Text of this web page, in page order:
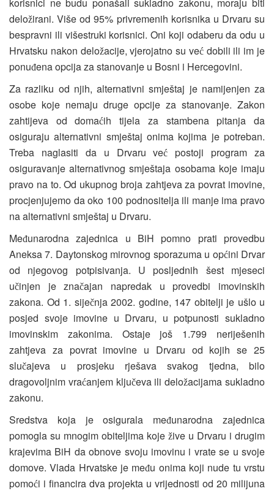
deložirani. Više od 95% privremenih korisnika u Drvaru su
bespravni ili višestruki korisnici. Oni koji odaberu da odu u
Hrvatsku nakon deložacije, vjerojatno su većdobili ili im je
ponuđena opcija za stanovanje u Bosni i Hercegovini.
Za razliku od njih, alternativni smještaj je namijenjen za
osobe koje nemaju druge opcije za stanovanje. Zakon
zahtijeva od domaćih tijela za stambena pitanja da
osiguraju alternativni smještaj onima kojima je potreban.
Treba naglasiti da u Drvaru već
postoji program za
osiguravanje alternativnog smještaja osobama koje imaju
pravo na to. Od ukupnog broja zahtjeva za povrat imovine,
procjenjujemo da oko 100 podnositelja ili manje ima pravo
na alternativni smještaj u Drvaru.
Međunarodna zajednica u BiH pomno prati provedbu
Aneksa 7. Daytonskog mirovnog sporazuma u općini Drvar
od njegovog potpisivanja. U posljednih šest mjeseci
učinjen je značajan napredak u provedbi imovinskih
zakona. Od 1. siječnja 2002. godine, 147 obitelji je ušlo u
posjed svoje imovine u Drvaru, u potpunosti sukladno
imovinskim zakonima. Ostaje još 1.799 neriješenih
zahtjeva za povrat imovine u Drvaru od kojih se 25
slučajeva u prosjeku rješava svakog tjedna, bilo
dragovoljnim vraćanjem ključeva ili deložacijama sukladno
zakonu.
Sredstva koja je osigurala međunarodna zajednica
pomogla su mnogim obiteljima koje žive u Drvaru i drugim
krajevima BiH da obnove svoju imovinu i vrate se u svoje
domove. Vlada Hrvatske je među onima koji nude tu vrstu
pomoći i financira dva projekta u vrijednosti od 20 milijuna